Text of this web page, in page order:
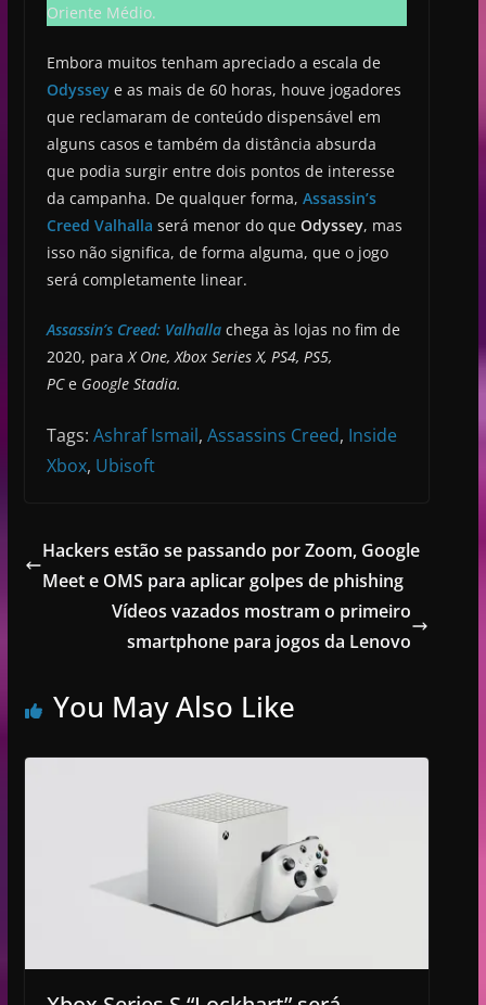
Oriente Médio.
Embora muitos tenham apreciado a escala de
Odyssey e as mais de 60 horas, houve jogadores
que reclamaram de conteúdo dispensável em
alguns casos e também da distância absurda
que podia surgir entre dois pontos de interesse
da campanha. De qualquer forma, Assassin’s
Creed Valhalla será menor do que Odyssey, mas
isso não significa, de forma alguma, que o jogo
será completamente linear.
Assassin’s Creed: Valhalla chega às lojas no fim de
2020, para X One, Xbox Series X, PS4, PS5,
PCe Google Stadia.
Tags: Ashraf Ismail, Assassins Creed, Inside
Xbox, Ubisoft
Hackers estão se passando por Zoom, Google
Meet e OMS para aplicar golpes de phishing
Vídeos vazados mostram o primeiro
smartphone para jogos da Lenovo
You May Also Like